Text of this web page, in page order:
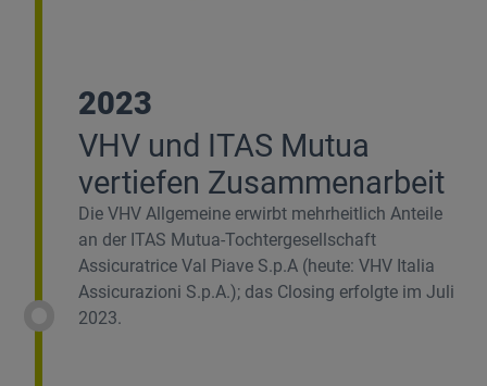
2023
VHV und ITAS Mutua
vertiefen Zusammenarbeit
Die VHV Allgemeine erwirbt mehrheitlich Anteile
an der ITAS Mutua-Tochtergesellschaft
Assicuratrice Val Piave S.p.A (heute: VHV Italia
Assicurazioni S.p.A.); das Closing erfolgte im Juli
2023.